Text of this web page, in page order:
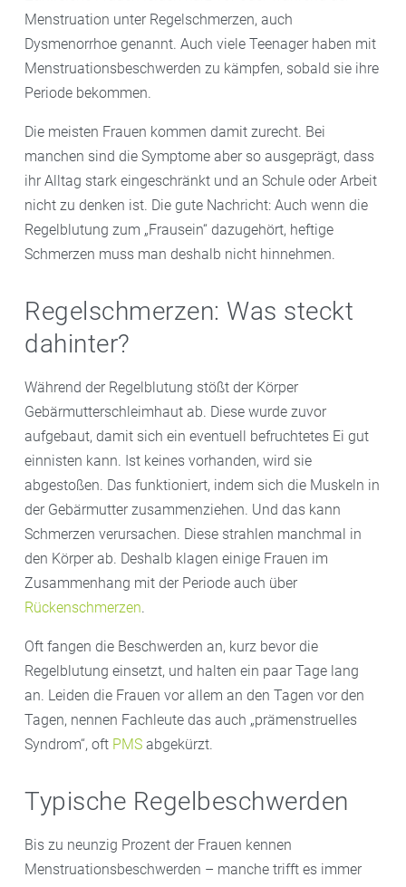
Menstruation unter Regelschmerzen, auch
Dysmenorrhoe genannt. Auch viele Teenager haben mit
Menstruationsbeschwerden zu kämpfen, sobald sie ihre
Periode bekommen.
Die meisten Frauen kommen damit zurecht. Bei
manchen sind die Symptome aber so ausgeprägt, dass
ihr Alltag stark eingeschränkt und an Schule oder Arbeit
nicht zu denken ist. Die gute Nachricht: Auch wenn die
Regelblutung zum „Frausein“ dazugehört, heftige
Schmerzen muss man deshalb nicht hinnehmen.
Regelschmerzen: Was steckt
dahinter?
Während der Regelblutung stößt der Körper
Gebärmutterschleimhaut ab. Diese wurde zuvor
aufgebaut, damit sich ein eventuell befruchtetes Ei gut
einnisten kann. Ist keines vorhanden, wird sie
abgestoßen. Das funktioniert, indem sich die Muskeln in
der Gebärmutter zusammenziehen. Und das kann
Schmerzen verursachen. Diese strahlen manchmal in
den Körper ab. Deshalb klagen einige Frauen im
Zusammenhang mit der Periode auch über
Rückenschmerzen.
Oft fangen die Beschwerden an, kurz bevor die
Regelblutung einsetzt, und halten ein paar Tage lang
an. Leiden die Frauen vor allem an den Tagen vor den
Tagen, nennen Fachleute das auch „prämenstruelles
Syndrom“, oft PMS abgekürzt.
Typische Regelbeschwerden
Bis zu neunzig Prozent der Frauen kennen
Menstruationsbeschwerden – manche trifft es immer